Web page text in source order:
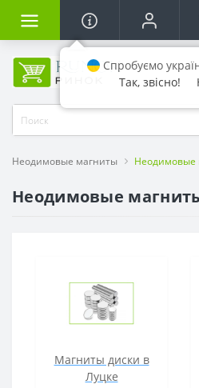
Неодимовые магниты Неодимовые
Неодимовые
Магниты диски в
Луцке
Спробуємо
Так, звісно!